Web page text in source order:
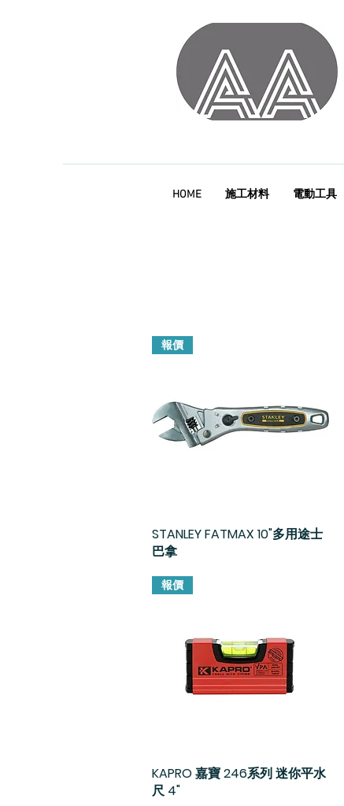
HOME 施工材料 電動工具
快速瀏覽
報價
STANLEY FATMAX 10"多用途士
巴拿
快速瀏覽
報價
KAPRO 嘉寶 246系列 迷你平水
尺 4"